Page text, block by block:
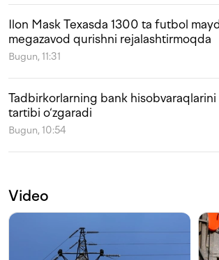
Ilon Mask Texasda 1300 ta futbol
megazavod qurishni rejalashtirmoqda
Bugun, 11:31
Tadbirkorlarning bank hisobvaraqlarini
tartibi o‘zgaradi
Bugun, 10:54
Video